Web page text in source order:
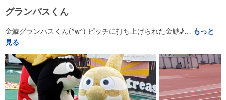
グランパスくん
金鯱グランパスくん(^w^) ピッチに打ち上げられた金鯱♪… もっと
見る